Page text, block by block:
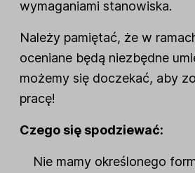
wymaganiami stanowiska.
Należy pamiętać, że w
oceniane będą niezbędne
możemy się doczekać, aby
pracę!
Czego się spodziewać:
Nie mamy określonego